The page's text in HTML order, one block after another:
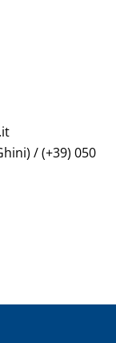
/ (+39) 050